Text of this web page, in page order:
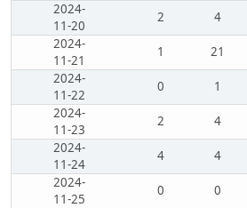
2024-
11-20
2 4
2024-
11-21
1 21
2024-
11-22
0 1
2024-
11-23
2 4
2024-
11-24
4 4
2024-
11-25
0 0